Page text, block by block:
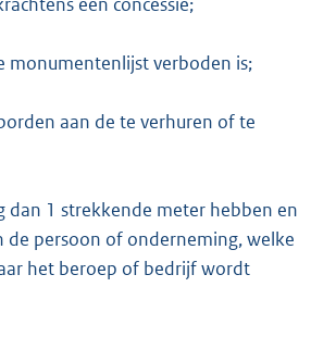
monumentenlijst verboden is;
aan de te verhuren of te
dan 1 strekkende meter hebben en
persoon of onderneming, welke
het beroep of bedrijf wordt